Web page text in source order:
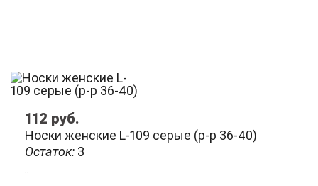
Остаток: 3
Носки женские L-109 серые (р-р 36-40)
112 руб.